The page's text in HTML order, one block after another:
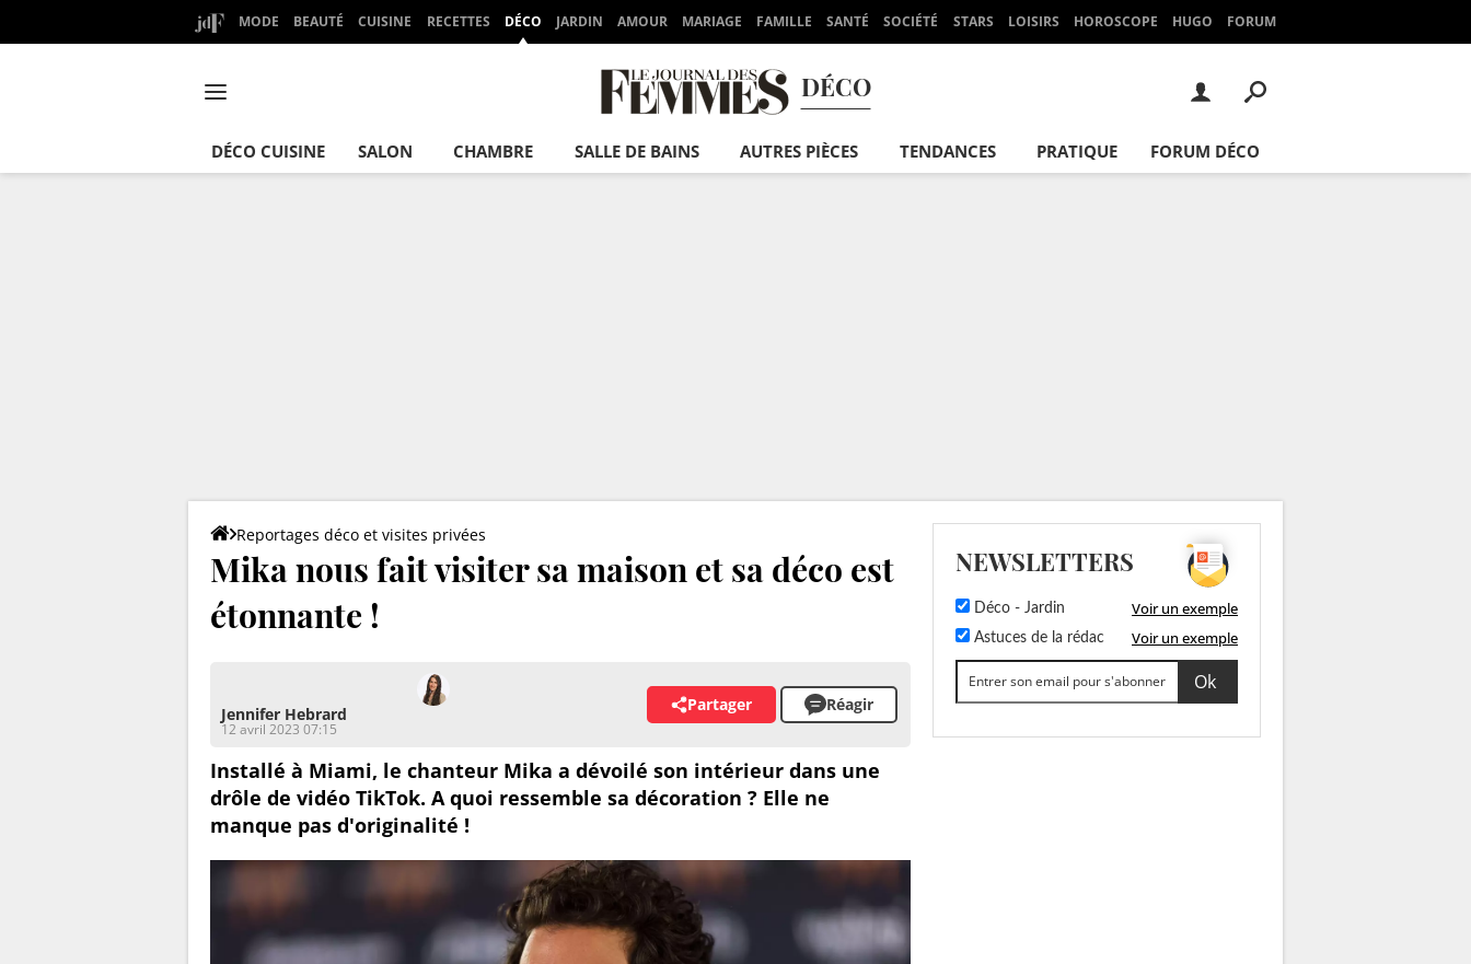
MODE BEAUTÉ CUISINE RECETTES DÉCO JARDIN AMOUR MARIAGE FAMILLE SANTÉ SOCIÉTÉ STARS LOISIRS HOROSCOPE HUGO FORUM
DÉCO
DÉCO CUISINE SALON CHAMBRE SALLE DE BAINS AUTRES PIÈCES TENDANCES PRATIQUE FORUM DÉCO
Reportages déco et visites privées
Mika nous fait visiter sa maison et sa déco est
étonnante !
Jennifer Hebrard
12 avril 2023 07:15
Partager Réagir
Installé à Miami, le chanteur Mika a dévoilé son intérieur dans une
drôle de vidéo TikTok. A quoi ressemble sa décoration ? Elle ne
manque pas d'originalité !
NEWSLETTERS
Déco - Jardin Voir un exemple
Astuces de la rédac Voir un exemple